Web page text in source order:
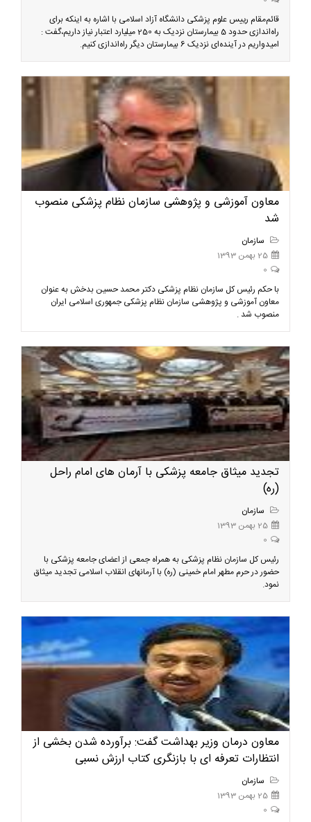
قائم‌مقام رییس علوم پزشکی دانشگاه آزاد اسلامی با اشاره به اینکه برای
راه‌اندازی حدود 5 بیمارستان نزدیک به 250 میلیارد اعتبار نیاز داریم،گفت :
امیدواریم در آینده‌ای نزدیک 6 بیمارستان دیگر راه‌اندازی کنیم.
معاون آموزشی و پژوهشی سازمان نظام پزشکی منصوب
شد
سازمان
25 بهمن 1393
0
با حکم رئیس کل سازمان نظام پزشکی دکتر محمد حسین بدخش به عنوان
معاون آموزشی و پژوهشی سازمان نظام پزشکی جمهوری اسلامی ایران
منصوب شد .
تجدید میثاق جامعه پزشکی با آرمان های امام راحل
(ره)
سازمان
25 بهمن 1393
0
رئیس کل سازمان نظام پزشکی به همراه جمعی از اعضای جامعه پزشکی با
حضور در حرم مطهر امام خمینی (ره) با آرمانهای انقلاب اسلامی تجدید میثاق
نمود.
معاون درمان وزیر بهداشت گفت: برآورده شدن بخشی از
انتظارات تعرفه ای با بازنگری کتاب ارزش نسبی
سازمان
25 بهمن 1393
0